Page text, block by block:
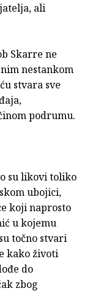
ali
Skarre ne
nestankom
stvara sve
podrumu.
su likovi toliko
ubojici,
koji naprosto
u kojemu
točno stvari
kako životi
do
zbog